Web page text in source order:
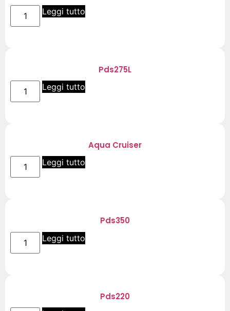
Leggi tutto
Pds275L
Leggi tutto
Aqua Cruiser
Leggi tutto
Pds350
Leggi tutto
Pds220